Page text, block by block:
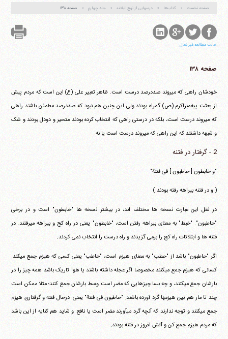
صفحه نخست کتاب‌ها درسهایی از نهج البلاغه جلد چهارم صفحه ۱۳۸
حالت مطالعه غیر فعال
صفحه ۱۳۸
خودشان راهی که می‎روند صددرصد درست است. ظاهر تعبیر علی (ع) این است که مردم پیش
از بعثت پیغمبراکرم (ص) گمراه بودند ولی این چنین هم نبود که صددرصد مطمئن باشند راهی
که می‎روند درست است، بلکه در درستی راهی که انتخاب کرده بودند متحیر و دودل بودند و شک
و شبهه داشتند که این راهی که می‎روند درست است یا نه.
2 - گرفتار در فتنه
"و خابطون [ حاطبون ] فی فتنة"
( و در فتنه بیراهه رفته بودند.)
در نقل این عبارت نسخه ها مختلف اند، در بیشتر نسخه ها "خابطون" است و در برخی
"حاطبون". "خبط" به معنای بیراهه رفتن است، "خابطون" یعنی در راه کج و بیراهه می‎رفتند. در
فتنه ها و ابتلائات راه کج را برمی گزیدند و راه درست را انتخاب نمی کردند.
اگر "حاطبون" باشد از "حطب" به معنای هیزم است، "حاطب" یعنی کسی که هیزم جمع می‎کند.
کسانی که هیزم جمع می‎کنند مخصوصا اگر عجله داشته باشند یا هوا تاریک باشد همه چیز را در
بارشان جمع می‎کنند، و چه بسا چیزهایی که مضر است وسط بارشان جمع کنند؛ مثلا ممکن است
چند تا مار هم بین هیزمها گرد آورده باشند. "حاطبون فی فتنة" یعنی: درحال فتنه و گرفتاری هیزم
جمع می‎کنند و توجه ندارند که آنچه گرد می‎آورند مضر است یا نافع. و شاید هم کنایه از این باشد
که مردم هیزم جمع کن و آتش افروز در فتنه بودند.